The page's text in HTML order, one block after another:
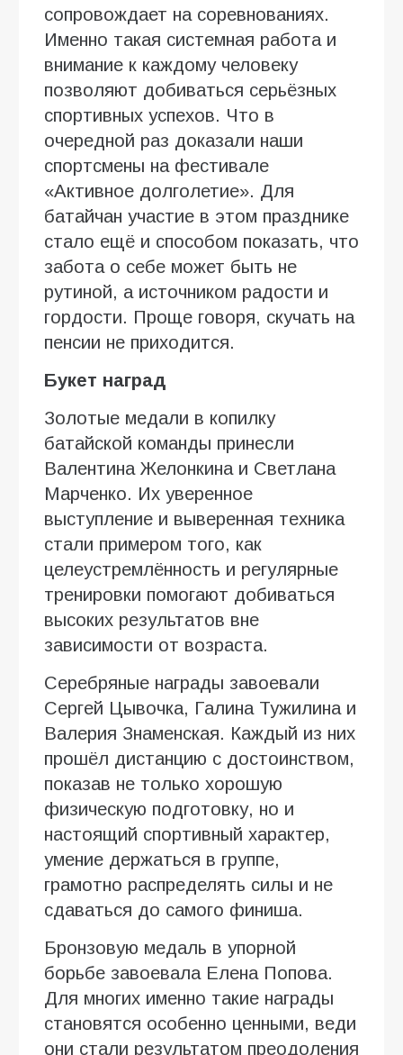
сопровождает на соревнованиях.
Именно такая системная работа и
внимание к каждому человеку
позволяют добиваться серьёзных
спортивных успехов. Что в
очередной раз доказали наши
спортсмены на фестивале
«Активное долголетие». Для
батайчан участие в этом празднике
стало ещё и способом показать, что
забота о себе может быть не
рутиной, а источником радости и
гордости. Проще говоря, скучать на
пенсии не приходится.
Букет наград
Золотые медали в копилку
батайской команды принесли
Валентина Желонкина и Светлана
Марченко. Их уверенное
выступление и выверенная техника
стали примером того, как
целеустремлённость и регулярные
тренировки помогают добиваться
высоких результатов вне
зависимости от возраста.
Серебряные награды завоевали
Сергей Цывочка, Галина Тужилина и
Валерия Знаменская. Каждый из них
прошёл дистанцию с достоинством,
показав не только хорошую
физическую подготовку, но и
настоящий спортивный характер,
умение держаться в группе,
грамотно распределять силы и не
сдаваться до самого финиша.
Бронзовую медаль в упорной
борьбе завоевала Елена Попова.
Для многих именно такие награды
становятся особенно ценными, веди
они стали результатом преодоления